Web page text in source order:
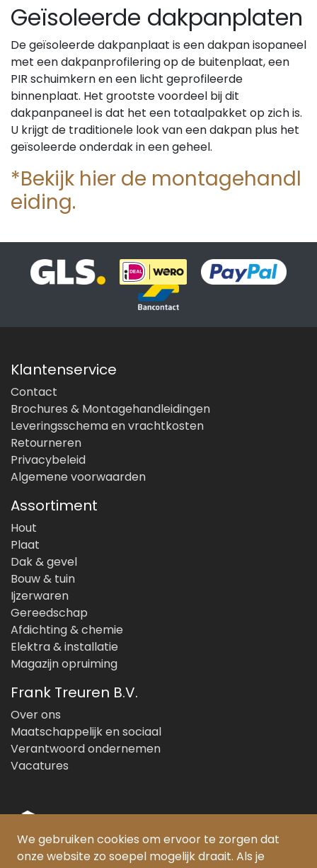
Geïsoleerde dakpanplaten
De geïsoleerde dakpanplaat is een dakpan isopaneel
met een dakpanprofilering op de buitenplaat, een
PIR schuimkern en een licht geprofileerde
binnenplaat. Het grootste voordeel bij dit
dakpanpaneel is dat het een totaalpakket op zich is.
U krijgt de traditionele look van een dakpan plus het
geïsoleerde onderdak in een geheel.
*Bekijk hier de montagehandl
eiding.
Klantenservice
Contact
Brochures & Montagehandleidingen
Leveringsschema en vrachtkosten
Retourneren
Privacybeleid
Algemene voorwaarden
Assortiment
Hout
Plaat
Dak & gevel
Bouw & tuin
Ijzerwaren
Gereedschap
Afdichting & chemie
Elektra & installatie
Magazijn opruiming
Frank Treuren B.V.
Over ons
Maatschappelijk en sociaal
Verantwoord ondernemen
Vacatures
© Copyright 2026 Frank Treuren B.V.
We gebruiken cookies om ervoor te zorgen dat
onze website zo soepel mogelijk draait. Als je